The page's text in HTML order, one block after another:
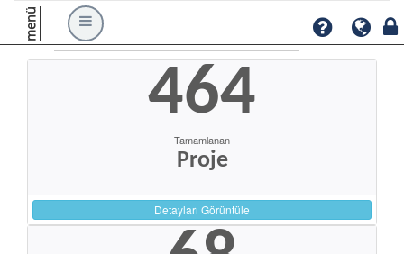
menü
464
Tamamlanan
Proje
Detayları Görüntüle